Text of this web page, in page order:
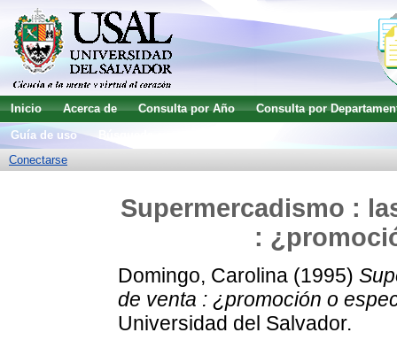
Inicio Acerca de Consulta por Año
Consulta por
Guía de uso
Conectarse
Supermercadismo :
:
Domingo, Carolina (1995)
de venta : ¿promoción o
Universidad del Salvador.